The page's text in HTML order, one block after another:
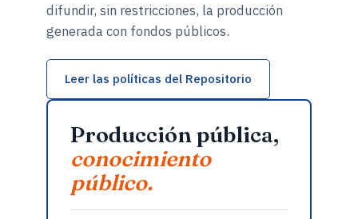
difundir, sin restricciones, la producción
generada con fondos públicos.
Leer las políticas del Repositorio
Producción pública,
conocimiento
público.